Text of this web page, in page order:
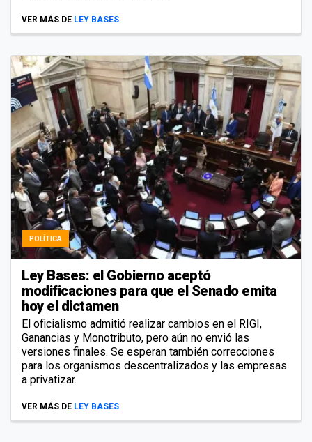
VER MÁS DE LEY BASES
POLÍTICA
Ley Bases: el Gobierno aceptó
modificaciones para que el Senado emita
hoy el dictamen
El oficialismo admitió realizar cambios en el RIGI,
Ganancias y Monotributo, pero aún no envió las
versiones finales. Se esperan también correcciones
para los organismos descentralizados y las empresas
a privatizar.
VER MÁS DE LEY BASES